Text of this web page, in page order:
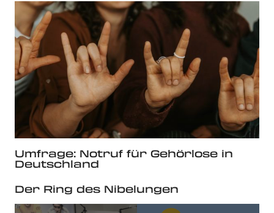
Umfrage: Notruf für Gehörlose in
Deutschland
Der Ring des Nibelungen